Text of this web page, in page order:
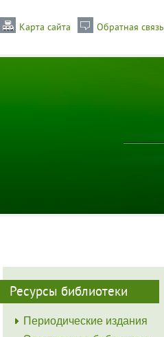
Карта сайта Обратная связь
Ресурсы библиотеки
Периодические издания